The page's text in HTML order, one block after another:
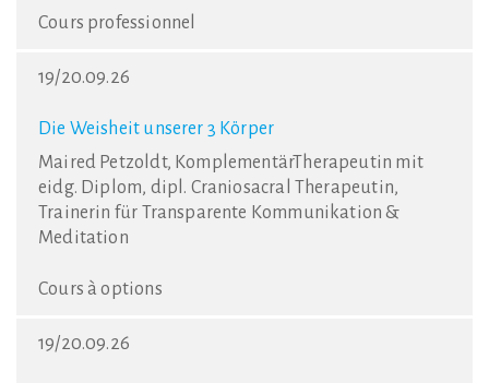
Cours professionnel
19/20.09.26
Die Weisheit unserer 3 Körper
Maired Petzoldt, KomplementärTherapeutin mit
eidg. Diplom, dipl. Craniosacral Therapeutin,
Trainerin für Transparente Kommunikation &
Meditation
Cours à options
19/20.09.26